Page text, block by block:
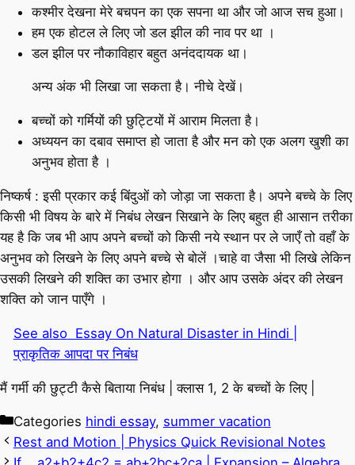
कश्मीर देखना मेरे बचपन का एक सपना था और जो आज सच हुआ।
हम एक होटल ले लिए जो डल झील की नाव पर था ।
डल झील पर नौकाविहार बहुत अनंददायक था।
अन्य अंक भी लिखा जा सकता है। नीचे देखें।
बच्चों को गर्मियों की छुट्टियों में आराम मिलता है।
अध्ययन का दबाव समाप्त हो जाता है और मन को एक अलग खुशी का
अनुभव होता है ।
निष्कर्ष :इसी प्रकार कई बिंदुओं को जोड़ा जा सकता है। अपने बच्चे के लिए
किसी भी विषय के बारे में निबंध लेखन सिखाने के लिए बहुत ही आसान तरीका
यह है कि जब भी आप अपने बच्चों को किसी नये स्थान पर ले जाएँ तो वहाँ के
अनुभव को लिखने के लिए अपने बच्चे से बोलें ।चाहे वा जैसा भी लिखे लेकिन
उसकी लिखने की शक्ति का उभार होगा । और आप उसके अंदर की लेखन
शक्ति को जान पाएँगे ।
See also Essay On Natural Disaster in Hindi |
प्राकृतिक आपदा पर निबंध
मैं गर्मी की छुट्टी कैसे बिताया निबंध | क्लास 1, 2 के बच्चों के लिए |
Categories hindi essay, summer vacation
Rest and Motion | Physics Quick Revisional Notes